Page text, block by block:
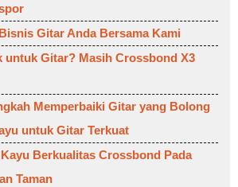
Gitar Anda Bersama Kami
untuk Gitar? Masih Crossbond X3
Memperbaiki Gitar yang Bolong
untuk Gitar Terkuat
Berkualitas Crossbond Pada
Taman